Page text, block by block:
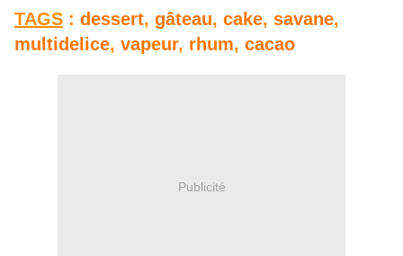
TAGS : dessert, gâteau, cake, savane,
multidelice, vapeur, rhum, cacao
Publicité